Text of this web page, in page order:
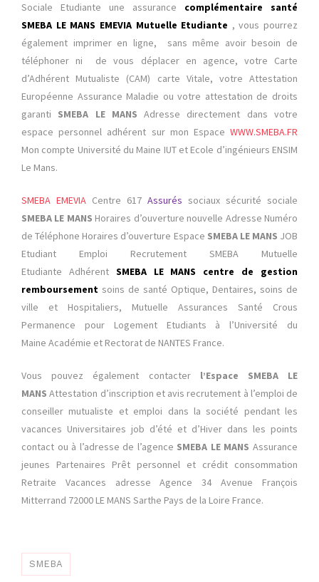
Sociale Etudiante une assurance complémentaire santé
SMEBA LE MANS EMEVIA Mutuelle Etudiante , vous pourrez
également imprimer en ligne, sans même avoir besoin de
téléphoner ni de vous déplacer en
agence, votre Carte
d’Adhérent Mutualiste (CAM) carte Vitale, votre Attestation
Européenne Assurance Maladie ou votre attestation de droits
garanti SMEBA LE MANSAdresse directement dans votre
espace personnel adhérent sur mon Espace WWW.SMEBA.FR
Mon compte Université du Maine IUT et Ecole d’ingénieurs ENSIM
Le Mans.
SMEBA EMEVIA Centre 617 Assurés sociaux sécurité sociale
SMEBA LE MANS Horaires d’ouverture nouvelle Adresse Numéro
de Téléphone Horaires d’ouverture Espace SMEBA LE MANS JOB
Etudiant Emploi Recrutement SMEBA Mutuelle
Etudiante AdhérentSMEBA LE MANS centre de gestion
remboursement soins de santé Optique, Dentaires, soins de
ville et Hospitaliers,
Mutuelle
Assurances Santé Crous
Permanence pour Logement Etudiants à l’Université du
Maine Académie et Rectorat de NANTES France.
Vous pouvez également contacterl’Espace SMEBA LE
MANSAttestation d’inscription et avis recrutement à l’emploi de
conseiller mutualiste et emploi dans la société pendant les
vacances Universitaires job d’été et d’Hiver dans les points
contact ou à l’adresse de l’agence SMEBA LE MANSAssurance
jeunes Partenaires Prêt personnel et crédit consommation
Retraite Vacances adresse Agence 34 Avenue François
Mitterrand 72000 LE MANS Sarthe Pays de la Loire France.
SMEBA